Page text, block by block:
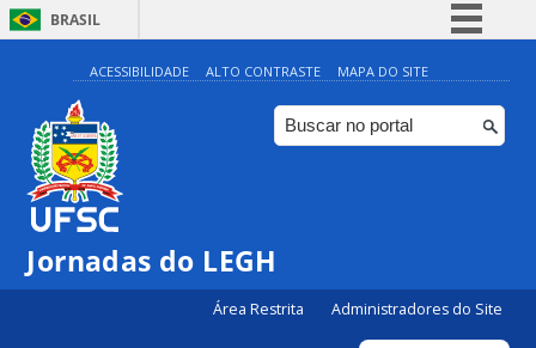
BRASIL
Simplifique!
Comunica BR
Participe
ACESSIBILIDADE ALTO CONTRASTE MAPA DO SITE
Jornadas do LEGH
Área Restrita Administradores do Site